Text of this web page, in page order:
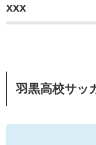
xxx
羽黒高校サッ